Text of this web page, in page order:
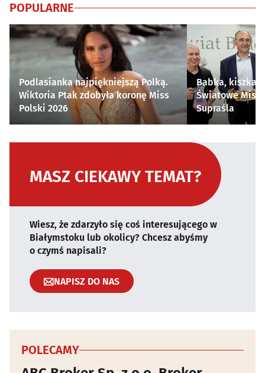
POPULARNE
Podlasianka najpiękniejszą Polką.
Wiktoria Ptak zdobyła koronę Miss
Polski 2026
Babka, kiszka i
Światowe
Supraśla
MASZ CIEKAWY TEMAT?
Wiesz, że zdarzyło się coś interesującego w
Białymstoku lub okolicy? Chcesz abyśmy
o czymś napisali?
NAPISZ DO NAS
POLECAMY